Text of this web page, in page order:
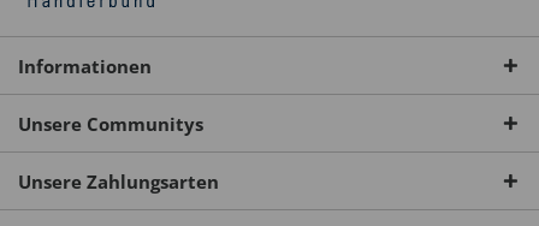
Informationen
Unsere Communitys
Unsere Zahlungsarten